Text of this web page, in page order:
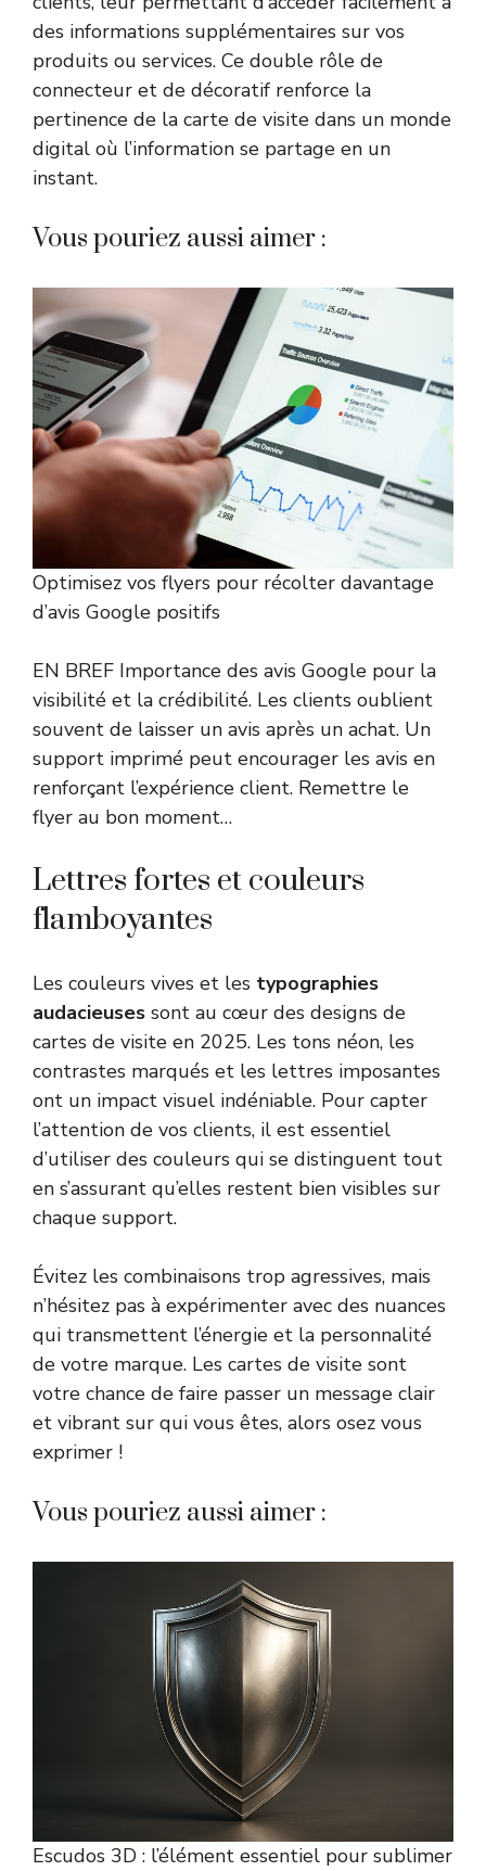
des informations supplémentaires sur vos
produits ou services. Ce double rôle de
connecteur et de décoratif renforce la
pertinence de la carte de visite dans un monde
digital où l’information se partage en un
instant.
Vous pouriez aussi aimer :
Optimisez vos flyers pour récolter davantage
d’avis Google positifs
EN BREF Importance des avis Google pour la
visibilité et la crédibilité. Les clients oublient
souvent de laisser un avis après un achat. Un
support imprimé peut encourager les avis en
renforçant l’expérience client. Remettre le
flyer au bon moment…
Lettres fortes et couleurs
flamboyantes
Les couleurs vives et les typographies
audacieuses sont au cœur des designs de
cartes de visite en 2025. Les tons néon, les
contrastes marqués et les lettres imposantes
ont un impact visuel indéniable. Pour capter
l’attention de vos clients, il est essentiel
d’utiliser des couleurs qui se distinguent tout
en s’assurant qu’elles restent bien visibles sur
chaque support.
Évitez les combinaisons trop agressives, mais
n’hésitez pas à expérimenter avec des nuances
qui transmettent l’énergie et la personnalité
de votre marque. Les cartes de visite sont
votre chance de faire passer un message clair
et vibrant sur qui vous êtes, alors osez vous
exprimer !
Vous pouriez aussi aimer :
Escudos 3D : l’élément essentiel pour sublimer